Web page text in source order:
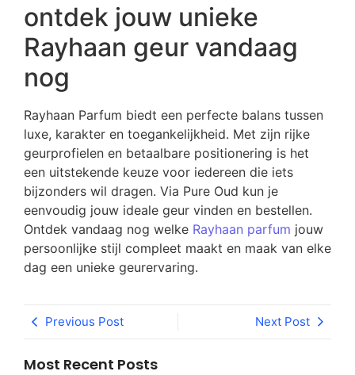
ontdek jouw unieke
Rayhaan geur vandaag
nog
Rayhaan Parfum biedt een perfecte balans tussen
luxe, karakter en toegankelijkheid. Met zijn rijke
geurprofielen en betaalbare positionering is het
een uitstekende keuze voor iedereen die iets
bijzonders wil dragen. Via Pure Oud kun je
eenvoudig jouw ideale geur vinden en bestellen.
Ontdek vandaag nog welke Rayhaan parfum jouw
persoonlijke stijl compleet maakt en maak van elke
dag een unieke geurervaring.
Previous Post Next Post
Most Recent Posts